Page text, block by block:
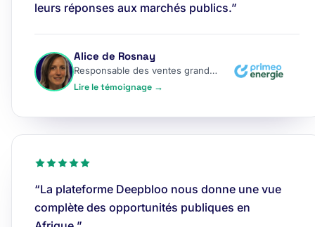
leurs réponses aux marchés publics.”
Alice de Rosnay
Responsable des ventes grands comptes
Lire le témoignage →
“La plateforme Deepbloo nous donne une vue
complète des opportunités publiques en